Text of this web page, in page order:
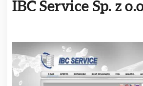
IBC Service Sp. z